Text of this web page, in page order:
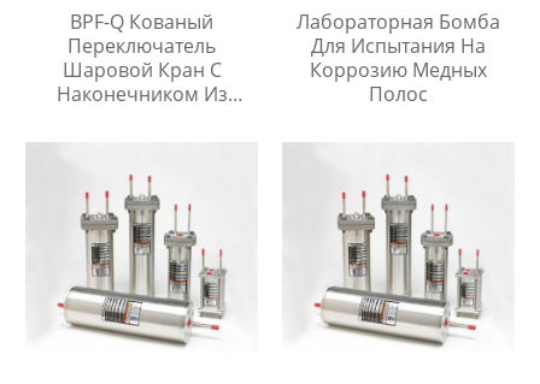
BPF-Q Кованый
Переключатель
Шаровой Кран С
Наконечником Из
Лабораторная Бомба
Для Испытания На
Коррозию Медных
Полос